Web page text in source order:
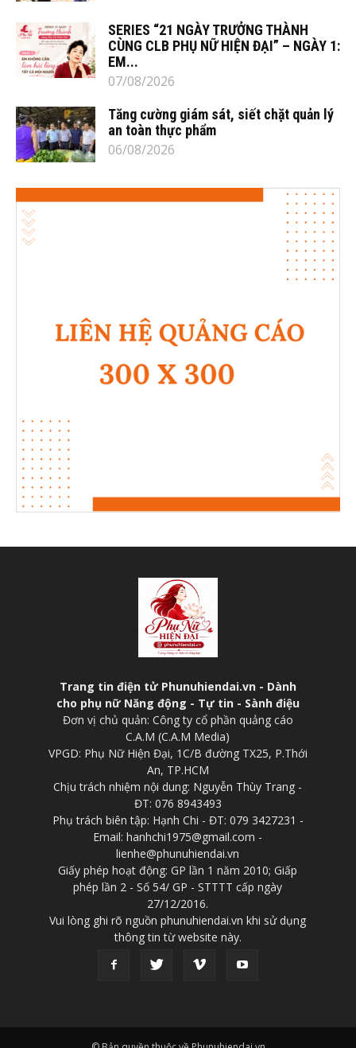
SERIES “21 NGÀY TRƯỞNG THÀNH
CÙNG CLB PHỤ NỮ HIỆN ĐẠI” – NGÀY 1:
EM...
07/08/2026
Tăng cường giám sát, siết chặt quản lý
an toàn thực phẩm
06/08/2026
Trang tin điện tử Phunuhiendai.vn - Dành
cho phụ nữ Năng động - Tự tin - Sành điệu
Đơn vị chủ quản: Công ty cổ phần quảng cáo
C.A.M (C.A.M Media)
VPGD: Phụ Nữ Hiện Đại, 1C/B đường TX25, P.Thới
An, TP.HCM
Chịu trách nhiệm nội dung: Nguyễn Thùy Trang -
ĐT: 076 8943493
Phụ trách biên tập: Hạnh Chi - ĐT: 079 3427231 -
Email: hanhchi1975@gmail.com -
lienhe@phunuhiendai.vn
Giấy phép hoạt động: GP lần 1 năm 2010; Giấp
phép lần 2 - Số 54/ GP - STTTT cấp ngày
27/12/2016.
Vui lòng ghi rõ nguồn phunuhiendai.vn khi sử dụng
thông tin từ website này.